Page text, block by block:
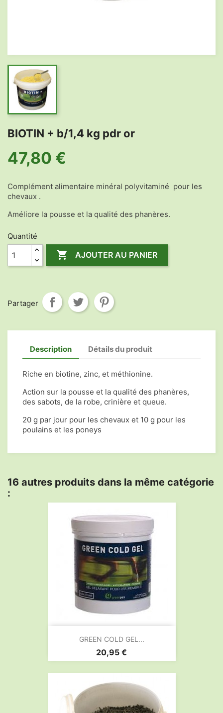
BIOTIN + b/1,4 kg pdr or
47,80 €
Complément alimentaire minéral polyvitaminé pour les
chevaux .
Améliore la pousse et la qualité des phanères.
Quantité
 AJOUTER AU PANIER
Partager
Description Détails du produit
Riche en biotine, zinc, et méthionine.
Action sur la pousse et la qualité des phanères,
des sabots, de la robe, crinière et queue.
20 g par jour pour les chevaux et 10 g pour les
poulains et les poneys
16 autres produits dans la même catégorie
:
GREEN COLD GEL...
Prix
20,95 €